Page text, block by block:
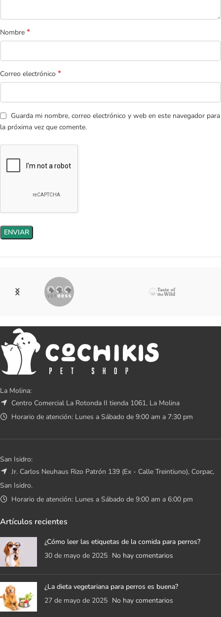
Nombre *
Correo electrónico *
Guarda mi nombre, correo electrónico y web en este navegador para
la próxima vez que comente.
La Molina:
Centro Comercial La Rotonda II tienda 1061, La Molina
Horario de atención: Lunes a Sábado de 9:00 am a 7:30 pm
San Isidro:
Jr. Carlos Neuhaus Rizo Patrón 139 (Ex - Calle Treintiuno), Corpac,
San Isidro.
Horario de atención: Lunes a Sábado de 9:00 am a 6:00 pm
Artículos recientes
¿Cómo leer las etiquetas de la comida para perros?
30 de mayo de 2025 No hay comentarios
¿La dieta vegetariana para perros es buena?
27 de mayo de 2025 No hay comentarios